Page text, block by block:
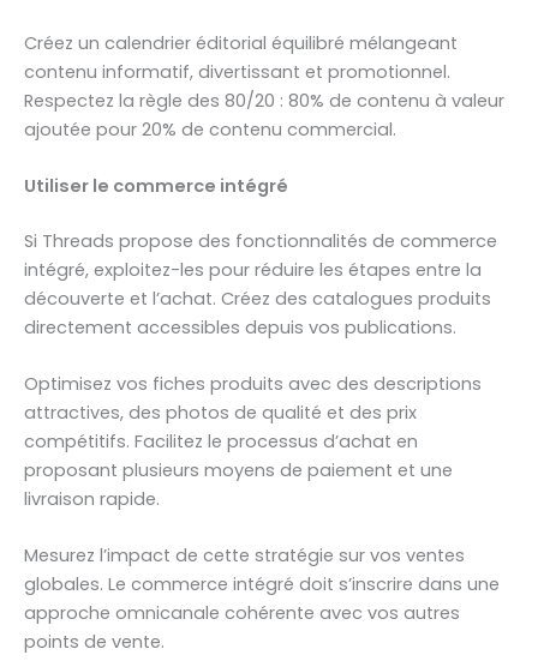
Créez un calendrier éditorial équilibré mélangeant
contenu informatif, divertissant et promotionnel.
Respectez la règle des 80/20 : 80% de contenu à valeur
ajoutée pour 20% de contenu commercial.
Utiliser le commerce intégré
Si Threads propose des fonctionnalités de commerce
intégré, exploitez-les pour réduire les étapes entre la
découverte et l’achat. Créez des catalogues produits
directement accessibles depuis vos publications.
Optimisez vos fiches produits avec des descriptions
attractives, des photos de qualité et des prix
compétitifs. Facilitez le processus d’achat en
proposant plusieurs moyens de paiement et une
livraison rapide.
Mesurez l’impact de cette stratégie sur vos ventes
globales. Le commerce intégré doit s’inscrire dans une
approche omnicanale cohérente avec vos autres
points de vente.